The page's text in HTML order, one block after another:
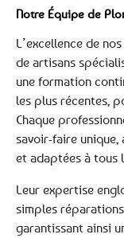
Notre Équipe de
L’excellence de
de artisans
une formation
les plus récentes,
Chaque
savoir-faire unique,
et adaptées à tous
Leur expertise
simples
garantissant ainsi